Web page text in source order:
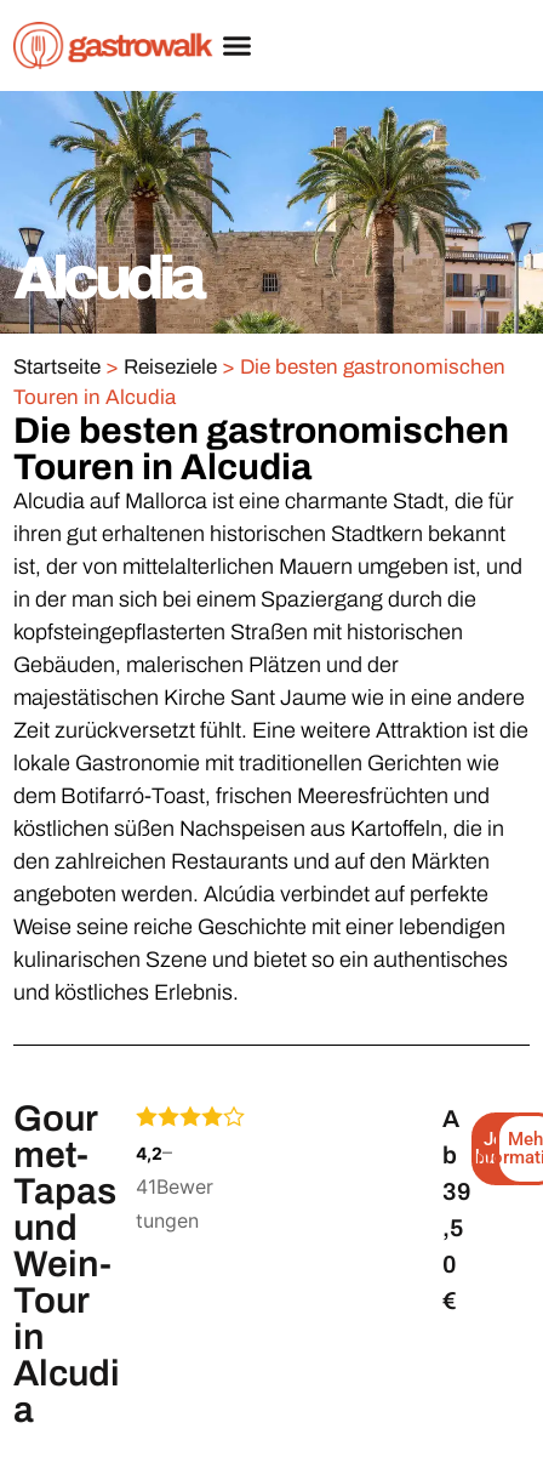
Alcudia
Startseite > Reiseziele > Die besten gastronomischen
Touren in Alcudia
Die besten gastronomischen
Touren in Alcudia
Alcudia auf Mallorca ist eine charmante Stadt, die für
ihren gut erhaltenen historischen Stadtkern bekannt
ist, der von mittelalterlichen Mauern umgeben ist, und
in der man sich bei einem Spaziergang durch die
kopfsteingepflasterten Straßen mit historischen
Gebäuden, malerischen Plätzen und der
majestätischen Kirche Sant Jaume wie in eine andere
Zeit zurückversetzt fühlt. Eine weitere Attraktion ist die
lokale Gastronomie mit traditionellen Gerichten wie
dem Botifarró-Toast, frischen Meeresfrüchten und
köstlichen süßen Nachspeisen aus Kartoffeln, die in
den zahlreichen Restaurants und auf den Märkten
angeboten werden. Alcúdia verbindet auf perfekte
Weise seine reiche Geschichte mit einer lebendigen
kulinarischen Szene und bietet so ein authentisches
und köstliches Erlebnis.
Gour
met-
Tapas
und
Wein-
Tour
in
Alcudi
a
4,2–
41Bewer
tungen
A
b
39
,5
0
€
Jetzt
buchen